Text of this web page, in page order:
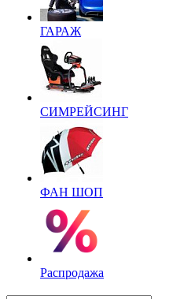
ГАРАЖ
СИМРЕЙСИНГ
ФАН ШОП
Распродажа